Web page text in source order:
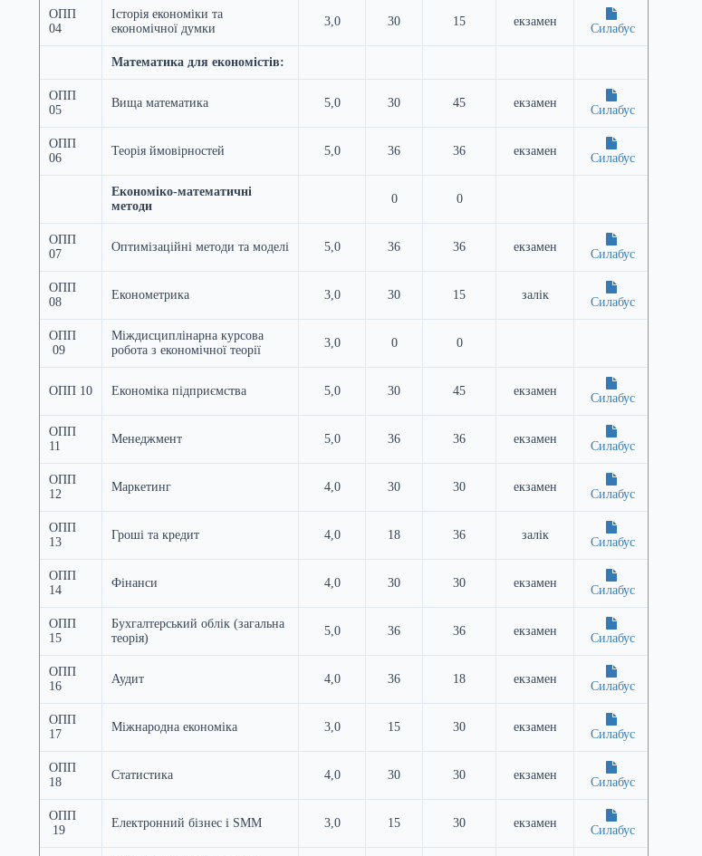
ОПП
04
Історія економіки та
економічної думки
3,0 30 15 екзамен
Силабус
Математика для економістів:
ОПП
05
Вища математика 5,0 30 45 екзамен
Силабус
ОПП
06
Теорія ймовірностей 5,0 36 36 екзамен
Силабус
Економіко-математичні
методи
0 0
ОПП
07
Оптимізаційні методи та моделі 5,0 36 36 екзамен
Силабус
ОПП
08
Економетрика 3,0 30 15 залік
Силабус
ОПП
09
Міждисциплінарна курсова
робота з економічної теорії
3,0 0 0
ОПП 10 Економіка підприємства 5,0 30 45 екзамен
Силабус
ОПП
11
Менеджмент 5,0 36 36 екзамен
Силабус
ОПП
12
Маркетинг 4,0 30 30 екзамен
Силабус
ОПП
13
Гроші та кредит 4,0 18 36 залік
Силабус
ОПП
14
Фінанси 4,0 30 30 екзамен
Силабус
ОПП
15
Бухгалтерський облік (загальна
теорія)
5,0 36 36 екзамен
Силабус
ОПП
16
Аудит 4,0 36 18 екзамен
Силабус
ОПП
17
Міжнародна економіка 3,0 15 30 екзамен
Силабус
ОПП
18
Статистика 4,0 30 30 екзамен
Силабус
ОПП
19
Електронний бізнес і SMM 3,0 15 30 екзамен
Силабус